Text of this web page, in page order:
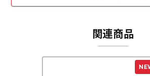
関連商品